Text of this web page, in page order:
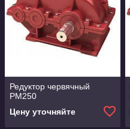
Редуктор червячный
РМ250
Цену уточняйте